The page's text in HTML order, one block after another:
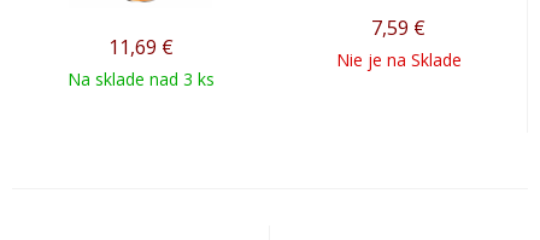
11,69 €
Na sklade nad 3 ks
7,59 €
Nie je na Sklade